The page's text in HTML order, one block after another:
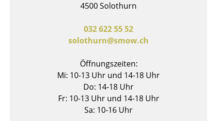
Bänke & Liegen
4500 Solothurn
032 622 55 52
solothurn@smow.ch
Öffnungszeiten:
Mi: 10-13 Uhr und 14-18 Uhr
Do: 14-18 Uhr
Fr: 10-13 Uhr und 14-18 Uhr
Sa: 10-16 Uhr